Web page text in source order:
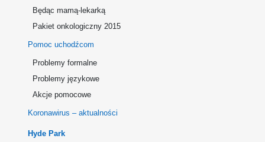
Będąc mamą-lekarką
Pakiet onkologiczny 2015
Pomoc uchodźcom
Problemy formalne
Problemy językowe
Akcje pomocowe
Koronawirus – aktualności
Hyde Park